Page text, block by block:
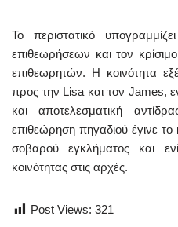
Το περιστατικό
επιθεωρήσεων και τον
επιθεωρητών. Η κοινότητα
προς την Lisa και τον James,
και αποτελεσματική
επιθεώρηση πηγαδιού έγινε
σοβαρού εγκλήματος και
κοινότητας στις αρχές.
Post Views: 321